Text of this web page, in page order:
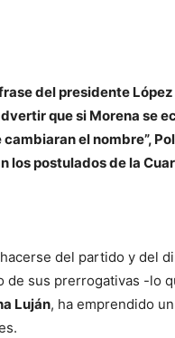
del presidente
que si Morena se
el nombre”,
los postulados de la
del partido y del
de sus prerrogativas -lo
Luján, ha emprendido